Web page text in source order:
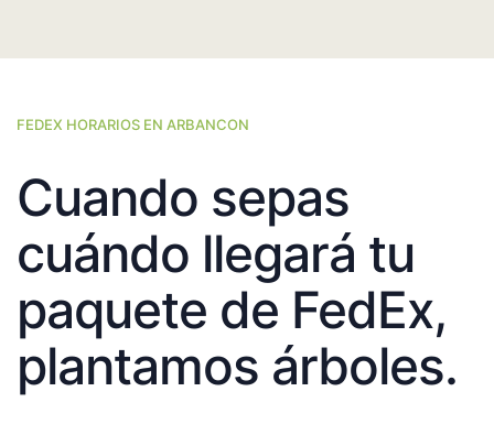
FEDEX HORARIOS EN ARBANCON
Cuando sepas
cuándo llegará tu
paquete de FedEx,
plantamos árboles.